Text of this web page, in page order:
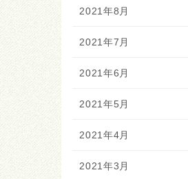
2021年8月
2021年7月
2021年6月
2021年5月
2021年4月
2021年3月